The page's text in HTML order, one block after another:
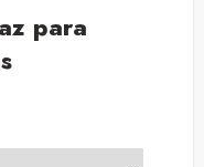
para